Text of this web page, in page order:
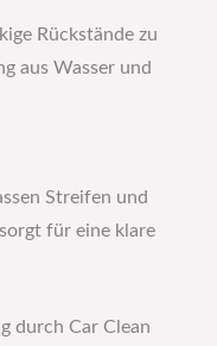
Rückstände zu
aus Wasser und
Streifen und
für eine klare
durch Car Clean